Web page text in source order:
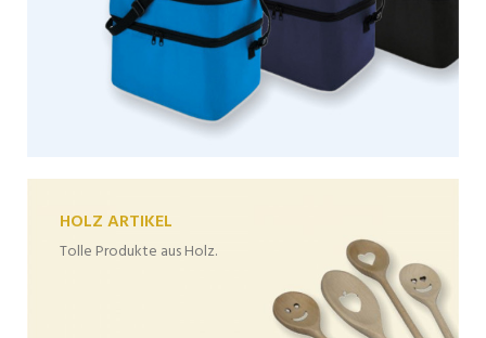
HOLZ ARTIKEL
Tolle Produkte aus Holz.